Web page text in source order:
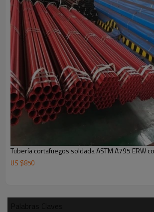
Tubería cortafuegos soldada ASTM A795 ERW
US $850